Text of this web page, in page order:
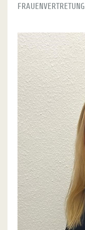
FRAUENVERTRETUNG